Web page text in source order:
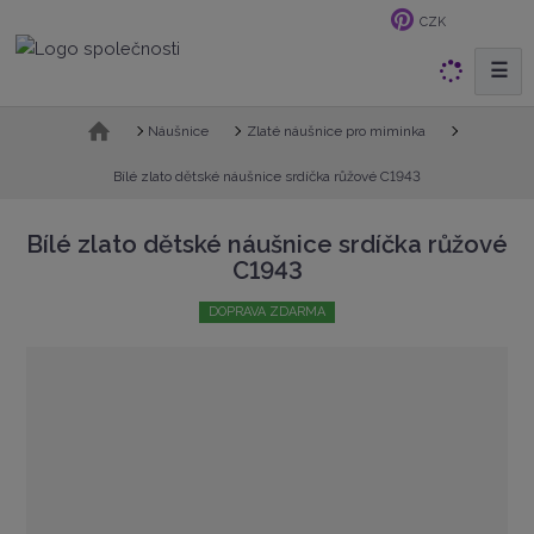
CZK
h
e
a
☰
o
í
Náušnice Zlaté náušnice pro miminka
Bílé zlato dětské náušnice srdíčka růžové C1943
Bílé zlato dětské náušnice srdíčka růžové
C1943
DOPRAVA ZDARMA